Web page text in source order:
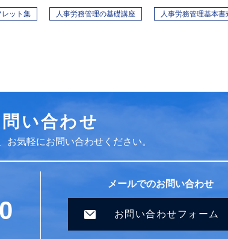
レット集 人事労務管理の基礎講座 人事労務管理基本書
い合わせ
お気軽にお問い合わせください。
メールでのお問い合わせ
お問い合わせフォーム